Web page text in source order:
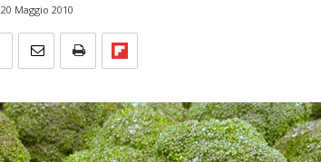
20 Maggio 2010